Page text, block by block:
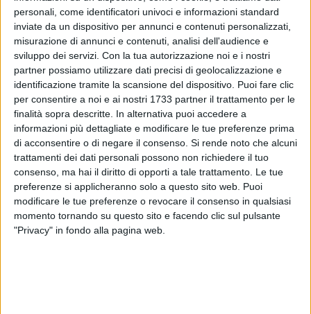
personali, come identificatori univoci e informazioni standard
inviate da un dispositivo per annunci e contenuti personalizzati,
misurazione di annunci e contenuti, analisi dell'audience e
sviluppo dei servizi. Con la tua autorizzazione noi e i nostri
partner possiamo utilizzare dati precisi di geolocalizzazione e
identificazione tramite la scansione del dispositivo. Puoi fare clic
per consentire a noi e ai nostri 1733 partner il trattamento per le
finalità sopra descritte. In alternativa puoi accedere a
informazioni più dettagliate e modificare le tue preferenze prima
di acconsentire o di negare il consenso. Si rende noto che alcuni
trattamenti dei dati personali possono non richiedere il tuo
consenso, ma hai il diritto di opporti a tale trattamento. Le tue
preferenze si applicheranno solo a questo sito web. Puoi
modificare le tue preferenze o revocare il consenso in qualsiasi
momento tornando su questo sito e facendo clic sul pulsante
"Privacy" in fondo alla pagina web.
«Buon test»
BARI - 17 LUGLIO 2019
Fra Bari e Fiorentina vince l'equilibrio.
L'amichevole finisce senza reti
BARI - 17 LUGLIO 2019
Serie C, ecco i gironi. Per il Bari ci sono
Avellino, Reggina e Catania
BARI - 17 LUGLIO 2019
SSC Bari, oggi l'amichevole con la Fiorentina
BARI - 16 LUGLIO 2019
SSC Bari, ufficiale l'arrivo di Bruno Cascione